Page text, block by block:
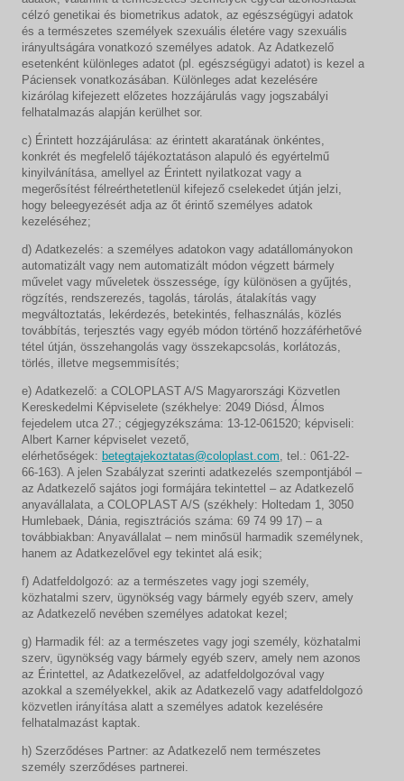
célzó genetikai és biometrikus adatok, az egészségügyi adatok
és a természetes személyek szexuális életére vagy szexuális
irányultságára vonatkozó személyes adatok. Az Adatkezelő
esetenként különleges adatot (pl. egészségügyi adatot) is kezel a
Páciensek vonatkozásában. Különleges adat kezelésére
kizárólag kifejezett előzetes hozzájárulás vagy jogszabályi
felhatalmazás alapján kerülhet sor.
c) Érintett hozzájárulása: az érintett akaratának önkéntes,
konkrét és megfelelő tájékoztatáson alapuló és egyértelmű
kinyilvánítása, amellyel az Érintett nyilatkozat vagy a
megerősítést félreérthetetlenül kifejező cselekedet útján jelzi,
hogy beleegyezését adja az őt érintő személyes adatok
kezeléséhez;
d) Adatkezelés: a személyes adatokon vagy adatállományokon
automatizált vagy nem automatizált módon végzett bármely
művelet vagy műveletek összessége, így különösen a gyűjtés,
rögzítés, rendszerezés, tagolás, tárolás, átalakítás vagy
megváltoztatás, lekérdezés, betekintés, felhasználás, közlés
továbbítás, terjesztés vagy egyéb módon történő hozzáférhetővé
tétel útján, összehangolás vagy összekapcsolás, korlátozás,
törlés, illetve megsemmisítés;
e) Adatkezelő: a COLOPLAST A/S Magyarországi Közvetlen
Kereskedelmi Képviselete (székhelye: 2049 Diósd, Álmos
fejedelem utca 27.; cégjegyzékszáma: 13-12-061520; képviseli:
Albert Karner képviselet vezető,
elérhetőségek: betegtajekoztatas@coloplast.com, tel.: 061-22-
66-163). A jelen Szabályzat szerinti adatkezelés szempontjából –
az Adatkezelő sajátos jogi formájára tekintettel – az Adatkezelő
anyavállalata, a COLOPLAST A/S (székhely: Holtedam 1, 3050
Humlebaek, Dánia, regisztrációs száma: 69 74 99 17) – a
továbbiakban: Anyavállalat – nem minősül harmadik személynek,
hanem az Adatkezelővel egy tekintet alá esik;
f) Adatfeldolgozó: az a természetes vagy jogi személy,
közhatalmi szerv, ügynökség vagy bármely egyéb szerv, amely
az Adatkezelő nevében személyes adatokat kezel;
g) Harmadik fél: az a természetes vagy jogi személy, közhatalmi
szerv, ügynökség vagy bármely egyéb szerv, amely nem azonos
az Érintettel, az Adatkezelővel, az adatfeldolgozóval vagy
azokkal a személyekkel, akik az Adatkezelő vagy adatfeldolgozó
közvetlen irányítása alatt a személyes adatok kezelésére
felhatalmazást kaptak.
h) Szerződéses Partner: az Adatkezelő nem természetes
személy szerződéses partnerei.